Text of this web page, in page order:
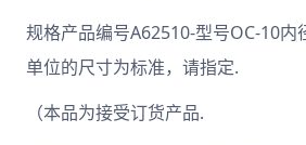
规格产品编号A62510-型号OC-10
单位的尺寸为标准，请指定.
（本品为接受订货产品.